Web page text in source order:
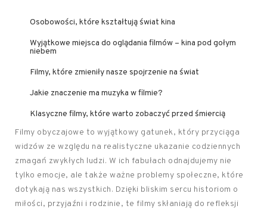
Osobowości, które kształtują świat kina
Wyjątkowe miejsca do oglądania filmów – kina pod gołym
niebem
Filmy, które zmieniły nasze spojrzenie na świat
Jakie znaczenie ma muzyka w filmie?
Klasyczne filmy, które warto zobaczyć przed śmiercią
Filmy obyczajowe to wyjątkowy gatunek, który przyciąga
widzów ze względu na realistyczne ukazanie codziennych
zmagań zwykłych ludzi. W ich fabułach odnajdujemy nie
tylko emocje, ale także ważne problemy społeczne, które
dotykają nas wszystkich. Dzięki bliskim sercu historiom o
miłości, przyjaźni i rodzinie, te filmy skłaniają do refleksji